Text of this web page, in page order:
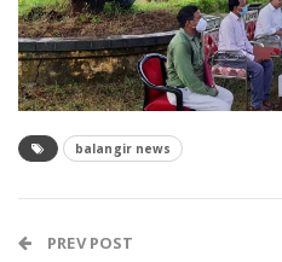
balangir news
PREV POST